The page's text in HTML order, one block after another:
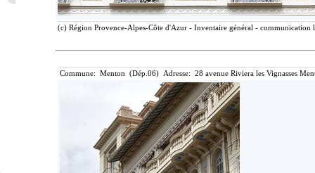
(c) Région Provence-Alpes-Côte d'Azur - Inventaire général -
Commune: Menton (Dép.06) Adresse: 28 avenue Riviera les Vignasses